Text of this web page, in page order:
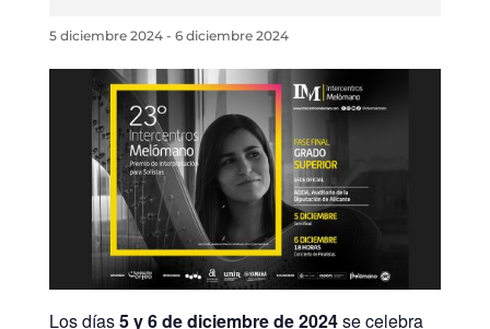
5 diciembre 2024- 6 diciembre 2024
Los días5 y 6 de diciembre de 2024se celebra